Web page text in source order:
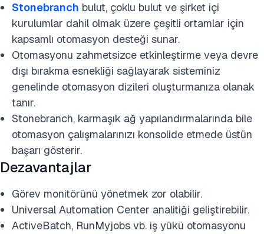
Stonebranch bulut, çoklu bulut ve şirket içi
kurulumlar dahil olmak üzere çeşitli ortamlar için
kapsamlı otomasyon desteği sunar.
Otomasyonu zahmetsizce etkinleştirme veya devre
dışı bırakma esnekliği sağlayarak sisteminiz
genelinde otomasyon dizileri oluşturmanıza olanak
tanır.
Stonebranch, karmaşık ağ yapılandırmalarında bile
otomasyon çalışmalarınızı konsolide etmede üstün
başarı gösterir.
Dezavantajlar
Görev monitörünü yönetmek zor olabilir.
Universal Automation Center analitiği geliştirebilir.
ActiveBatch, RunMyjobs vb. iş yükü otomasyonu